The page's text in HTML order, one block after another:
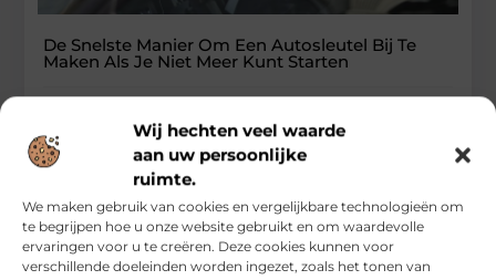
Wij hechten veel waarde
aan uw persoonlijke
ruimte.
We maken gebruik van cookies en vergelijkbare technologieën om
te begrijpen hoe u onze website gebruikt en om waardevolle
ervaringen voor u te creëren. Deze cookies kunnen voor
verschillende doeleinden worden ingezet, zoals het tonen van
De Snelste Manier Om Een Autosleutel Bij Te
Maken Als Je Niet Meer Kunt Starten
Wanneer Snelheid Belangrijker Is Dan Kosten
Bij Autosleutel Problemen Je auto start niet meer,
je autosleutel is kapot, en je hebt over twee uur
Auto's En Motoren